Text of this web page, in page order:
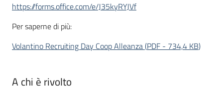
https://forms.office.com/e/J35kyRYJVf
Per saperne di più:
Volantino Recruiting Day Coop Alleanza(PDF - 734,4 KB)
A chi è rivolto